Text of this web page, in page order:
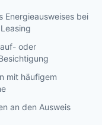
Energieausweises bei
oder
mit häufigem
an den Ausweis